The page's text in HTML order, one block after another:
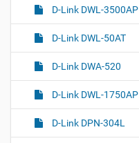
D-Link DWL-3500AP
D-Link DWL-50AT
D-Link DWA-520
D-Link DWL-1750AP
D-Link DPN-304L